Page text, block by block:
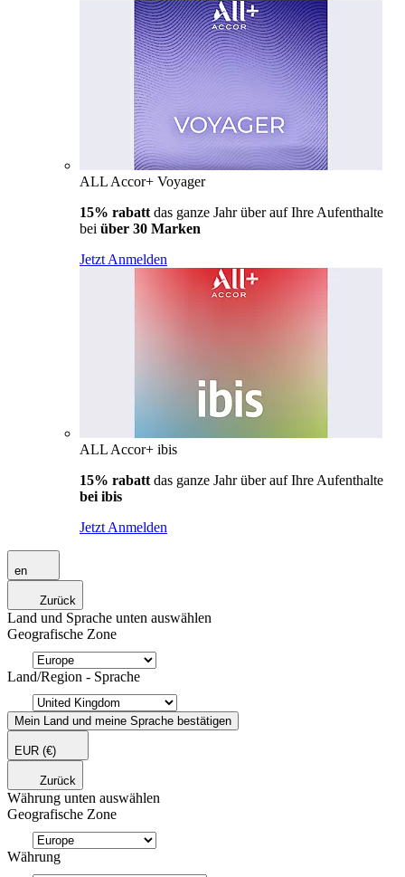
ALL Accor+ Voyager
15% rabatt das ganze Jahr über auf Ihre Aufenthalte
bei über 30 Marken
Jetzt Anmelden
ALL Accor+ ibis
15% rabatt das ganze Jahr über auf Ihre Aufenthalte
bei ibis
Jetzt Anmelden
en
Zurück
Land und Sprache unten auswählen
Geografische Zone
Land/Region - Sprache
Mein Land und meine Sprache bestätigen
EUR (€)
Zurück
Währung unten auswählen
Geografische Zone
Währung